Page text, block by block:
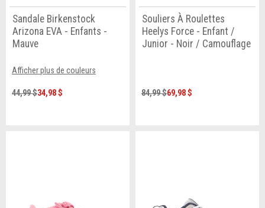
Sandale Birkenstock
Arizona EVA - Enfants -
Mauve
Afficher plus de couleurs
44,99 $34,98 $
Souliers À Roulettes
Heelys Force - Enfant /
Junior - Noir / Camouflage
84,99 $69,98 $